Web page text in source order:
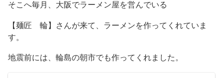
そこへ毎月、大阪でラーメン屋を営んでいる
【麺匠 輪】さんが来て、ラーメンを作ってくれていま
す。
地震前には、輪島の朝市でも作ってくれました。